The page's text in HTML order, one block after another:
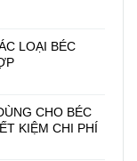
LOẠI BÉC
CHO BÉC
KIỆM CHI PHÍ